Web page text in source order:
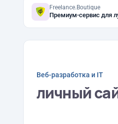
Freelance.Boutique
Премиум-сервис для
Веб-разработка и IT
личный